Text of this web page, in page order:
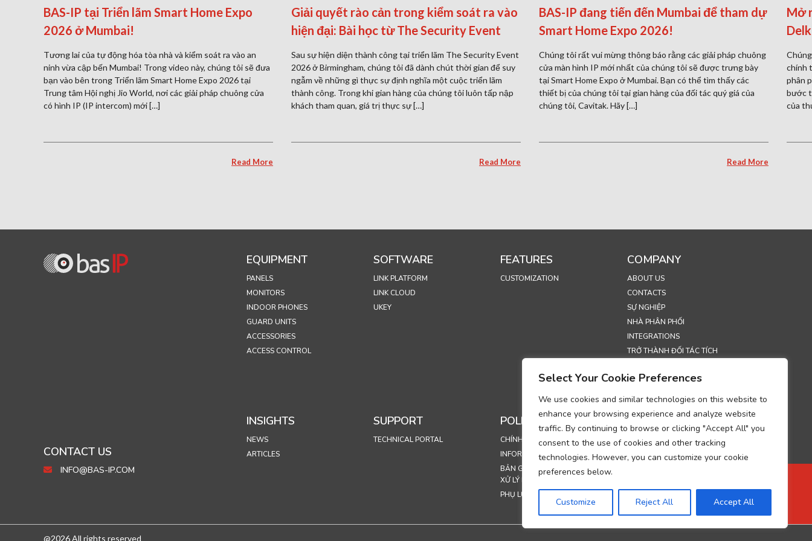
Select Your Cookie Preferences
We use cookies and similar technologies on this website to
enhance your browsing experience and analyze website
traffic. By continuing to browse or clicking "Accept All" you
consent to the use of cookies and other tracking
technologies. However, you can customize your cookie
preferences below.
Customize Reject All Accept All
BAS-IP tại Triển lãm Smart Home Expo
2026 ở Mumbai!
Tương lai của tự động hóa tòa nhà và kiểm soát ra vào an
ninh vừa cập bến Mumbai! Trong video này, chúng tôi sẽ đưa
bạn vào bên trong Triển lãm Smart Home Expo 2026 tại
Trung tâm Hội nghị Jio World, nơi các giải pháp chuông cửa
có hình IP (IP intercom) mới […]
Read More
Giải quyết rào cản trong kiểm soát ra vào
hiện đại: Bài học từ The Security Event
Sau sự hiện diện thành công tại triển lãm The Security Event
2026 ở Birmingham, chúng tôi đã dành chút thời gian để suy
ngẫm về những gì thực sự định nghĩa một cuộc triển lãm
thành công. Trong khi gian hàng của chúng tôi luôn tấp nập
khách tham quan, giá trị thực sự […]
Read More
BAS-IP đang tiến đến Mumbai để tham dự
Smart Home Expo 2026!
Chúng tôi rất vui mừng thông báo rằng các giải pháp chuông
cửa màn hình IP mới nhất của chúng tôi sẽ được trưng bày
tại Smart Home Expo ở Mumbai. Bạn có thể tìm thấy các
thiết bị của chúng tôi tại gian hàng của đối tác quý giá của
chúng tôi, Cavitak. Hãy […]
Read More
Mở
chính
phân
bước
của
CONTACT US
INFO@BAS-IP.COM
EQUIPMENT
PANELS
MONITORS
INDOOR PHONES
GUARD UNITS
ACCESSORIES
ACCESS CONTROL
SOFTWARE
LINK PLATFORM
LINK CLOUD
UKEY
FEATURES
CUSTOMIZATION
COMPANY
ABOUT US
CONTACTS
SỰ NGHIỆP
NHÀ PHÂN PHỐI
INTEGRATIONS
TRỞ THÀNH ĐỐI TÁC TÍCH
TRIỂN LÃM
INSIGHTS
NEWS
ARTICLES
SUPPORT
TECHNICAL PORTAL
POLICIES
CHÍNH SÁCH BẢO MẬT
INFORMASJONSKAPSLER
BẢN GHI NHỚ VỀ TUÂN THỦ
XỬ LÝ DỮ LIỆU CÁ NHÂN
PHỤ LỤC XỬ LÝ DỮ LIỆU
@2026 All rights reserved